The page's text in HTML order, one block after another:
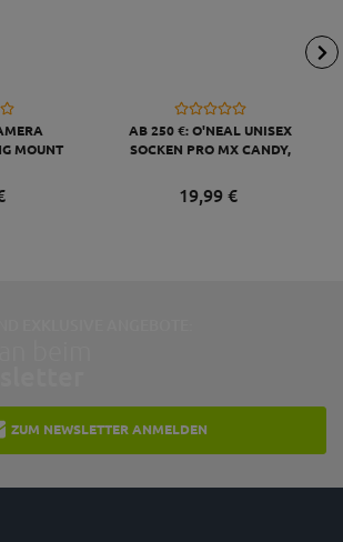
MOUNT
AB 250 €: O'NEAL UNISEX
SOCKEN PRO MX CANDY,
19,99 €
ZUM NEWSLETTER ANMELDEN